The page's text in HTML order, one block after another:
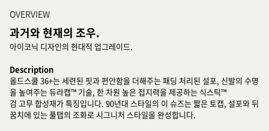
OVERVIEW
과거와 현재의 조우.
아이코닉 디자인의 현대적 업그레이드.
Description
올드스쿨 36+는 세련된 핏과 편안함을 더해주는 패딩 처리된 설포, 신발의 수명
을 높여주는 듀라캡™ 기술, 한 차원 높은 접지력을 제공하는 식스틱™
검 고무 합성재가 특징입니다. 90년대 스타일의 이 슈즈는 짧은 토캡, 설포와 뒤
꿈치에 있는 풀탭의 조화로 시그니처 스타일을 완성합니다.